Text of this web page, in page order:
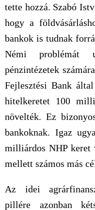
tette hozzá. Szabó
hogy a
bankok is tudnak
Némi problémát
pénzintézetek
Fejlesztési Bank
hitelkeretet 100
növelték. Ez
bankoknak. Igaz
milliárdos NHP keret
mellett számos más
Az idei
pillére azonban